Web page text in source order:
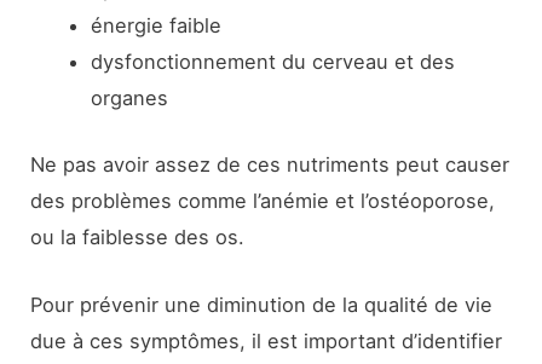
énergie faible
dysfonctionnement du cerveau et des
organes
Ne pas avoir assez de ces nutriments peut causer
des problèmes comme l’anémie et l’ostéoporose,
ou la faiblesse des os.
Pour prévenir une diminution de la qualité de vie
due à ces symptômes, il est important d’identifier